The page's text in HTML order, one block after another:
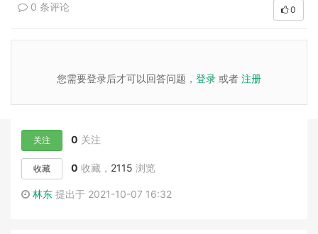
0 条评论 0
您需要登录后才可以回答问题， 登录 或者 注册
关注 0 关注
收藏 0 收藏， 2115 浏览
林东 提出于 2021-10-07 16:32